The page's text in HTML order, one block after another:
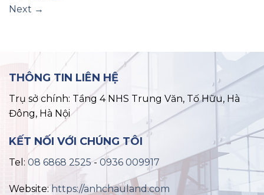
Next →
THÔNG TIN LIÊN HỆ
Trụ sở chính: Tầng 4 NHS Trung Văn, Tố Hữu, Hà
Đông, Hà Nội
KẾT NỐI VỚI CHÚNG TÔI
Tel: 08 6868 2525-0936 009917
Website: https://anhchauland.com